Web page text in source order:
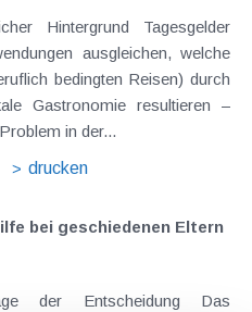
Tagesgelder
ausgleichen, welche
bedingten Reisen) durch
Gastronomie resultieren –
in der...
drucken
bei geschiedenen Eltern
der Entscheidung Das